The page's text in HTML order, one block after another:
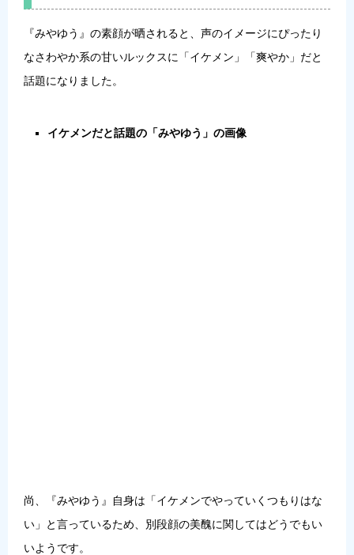
『みやゆう』の素顔が晒されると、声のイメージにぴったり
なさわやか系の甘いルックスに「イケメン」「爽やか」だと
話題になりました。
イケメンだと話題の「みやゆう」の画像
尚、『みやゆう』自身は「イケメンでやっていくつもりはな
い」と言っているため、別段顔の美醜に関してはどうでもい
いようです。